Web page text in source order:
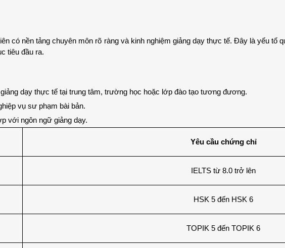
có nền tảng chuyên môn rõ ràng và kinh nghiệm giảng dạy thực tế. Đây là yếu tố
tiêu đầu ra.
dạy thực tế tại trung tâm, trường học hoặc lớp đào tạo tương đương.
vụ sư phạm bài bản.
với ngôn ngữ giảng dạy.
Yêu cầu chứng chỉ
IELTS từ 8.0 trở lên
HSK 5 đến HSK 6
TOPIK 5 đến TOPIK 6